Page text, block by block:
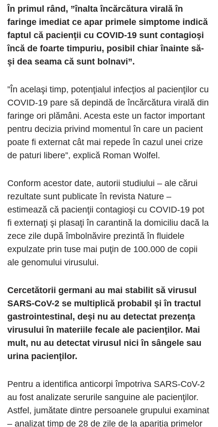
În primul rând, ”înalta încărcătura virală în
faringe imediat ce apar primele simptome indică
faptul că pacienţii cu COVID-19 sunt contagioşi
încă de foarte timpuriu, posibil chiar înainte să-
şi dea seama că sunt bolnavi”.
”În acelaşi timp, potenţialul infecţios al pacienţilor cu
COVID-19 pare să depindă de încărcătura virală din
faringe ori plămâni. Acesta este un factor important
pentru decizia privind momentul în care un pacient
poate fi externat cât mai repede în cazul unei crize
de paturi libere”, explică Roman Wolfel.
Conform acestor date, autorii studiului – ale cărui
rezultate sunt publicate în revista Nature –
estimează că pacienţii contagioşi cu COVID-19 pot
fi externaţi şi plasaţi în carantină la domiciliu dacă la
zece zile după îmbolnăvire prezintă în fluidele
expulzate prin tuse mai puţin de 100.000 de copii
ale genomului virusului.
Cercetătorii germani au mai stabilit să virusul
SARS-CoV-2 se multiplică probabil şi în tractul
gastrointestinal, deşi nu au detectat prezenţa
virusului în materiile fecale ale pacienţilor. Mai
mult, nu au detectat virusul nici în sângele sau
urina pacienţilor.
Pentru a identifica anticorpi împotriva SARS-CoV-2
au fost analizate serurile sanguine ale pacienţilor.
Astfel, jumătate dintre persoanele grupului examinat
– analizat timp de 28 de zile de la apariţia primelor